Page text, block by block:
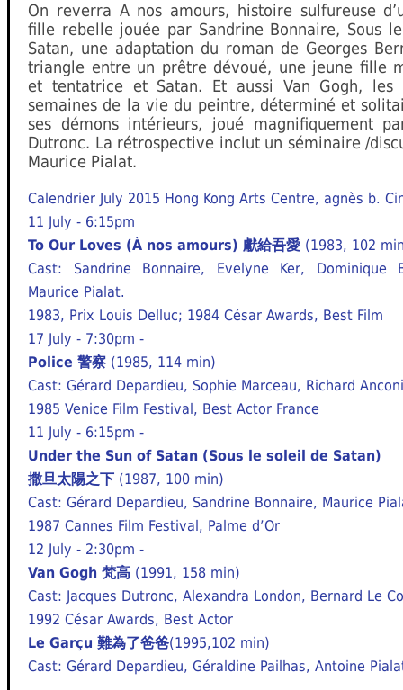
On reverra A nos amours, histoire sulfureuse
fille rebelle jouée par Sandrine Bonnaire, Sous
Satan, une adaptation du roman de Georges
triangle entre un prêtre dévoué, une jeune fille
et tentatrice et Satan. Et aussi Van Gogh, les
semaines de la vie du peintre, déterminé et
ses démons intérieurs, joué magnifiquement
Dutronc. La rétrospective inclut un séminaire /
Maurice Pialat.
Calendrier July 2015 Hong Kong Arts Centre, agnès b.
11 July - 6:15pm
To Our Loves (À nos amours) 獻給吾愛 (1983, 102
Cast: Sandrine Bonnaire, Evelyne Ker, Dominique
Maurice Pialat.
1983, Prix Louis Delluc; 1984 César Awards, Best Film
17 July - 7:30pm -
Police 警察 (1985, 114 min)
Cast: Gérard Depardieu, Sophie Marceau, Richard
1985 Venice Film Festival, Best Actor France
11 July - 6:15pm -
Under the Sun of Satan (Sous le soleil de Satan)
撒旦太陽之下 (1987, 100 min)
Cast: Gérard Depardieu, Sandrine Bonnaire, Maurice
1987 Cannes Film Festival, Palme d’Or
12 July - 2:30pm -
Van Gogh 梵高 (1991, 158 min)
Cast: Jacques Dutronc, Alexandra London, Bernard Le
1992 César Awards, Best Actor
Le Garçu 難為了爸爸(1995,102 min)
Cast: Gérard Depardieu, Géraldine Pailhas, Antoine